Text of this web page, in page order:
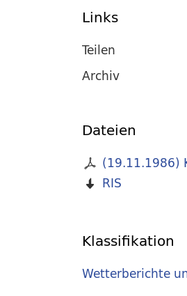
Links
Teilen
Archiv
Dateien
(19.11.1986)
RIS
Klassifikation
Wetterberichte